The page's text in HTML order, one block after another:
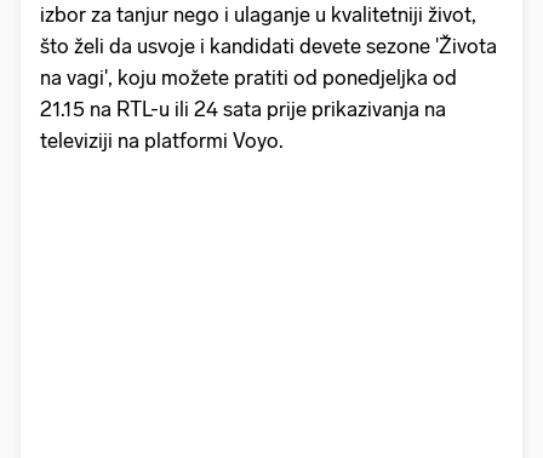
izbor za tanjur nego i ulaganje u kvalitetniji život,
što želi da usvoje i kandidati devete sezone 'Života
na vagi', koju možete pratiti od ponedjeljka od
21.15 na RTL-u ili 24 sata prije prikazivanja na
televiziji na platformi Voyo.